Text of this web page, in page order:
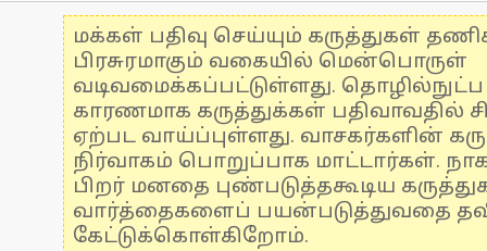
மக்கள் பதிவு செய்யும் கருத்துகள்
பிரசுரமாகும் வகையில் மென்பொருள்
வடிவமைக்கப்பட்டுள்ளது.
காரணமாக கருத்துக்கள் பதிவாவதில்
ஏற்பட வாய்ப்புள்ளது. வாசகர்களின்
நிர்வாகம் பொறுப்பாக மாட்டார்கள்.
பிறர் மனதை புண்படுத்தகூடிய
வார்த்தைகளைப் பயன்படுத்துவதை
கேட்டுக்கொள்கிறோம்.